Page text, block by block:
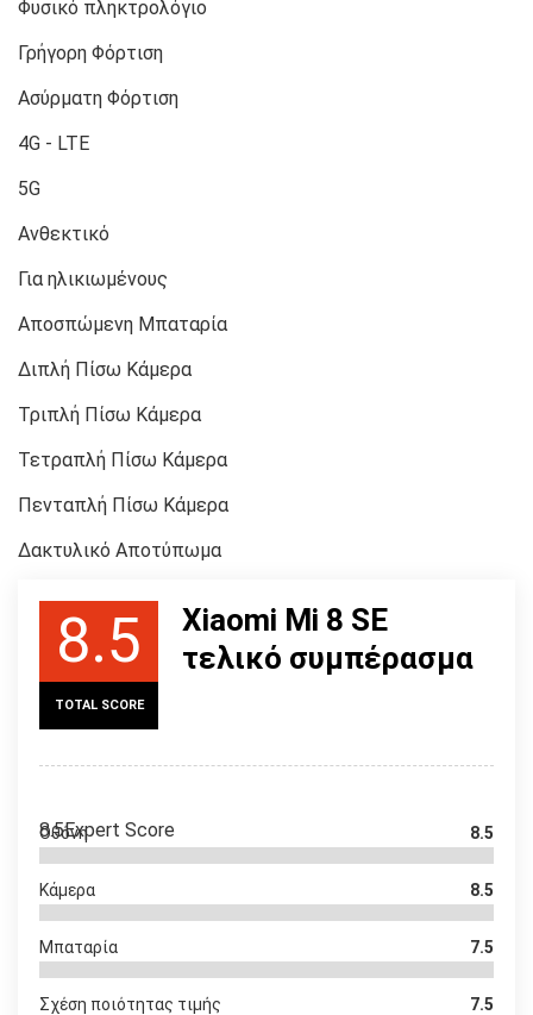
Φυσικό πληκτρολόγιο
Γρήγορη Φόρτιση
Ασύρματη Φόρτιση
4G - LTE
5G
Ανθεκτικό
Για ηλικιωμένους
Αποσπώμενη Μπαταρία
Διπλή Πίσω Κάμερα
Τριπλή Πίσω Κάμερα
Τετραπλή Πίσω Κάμερα
Πενταπλή Πίσω Κάμερα
Δακτυλικό Αποτύπωμα
8.5
TOTAL SCORE
Xiaomi Mi 8 SE
τελικό συμπέρασμα
8.5Expert Score
Οθόνη 8.5
Κάμερα 8.5
Μπαταρία 7.5
Σχέση ποιότητας τιμής 7.5